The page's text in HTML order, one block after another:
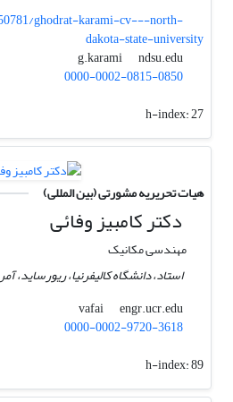
ghodrat-karami-cv---north-
dakota-state-university
g.karami
ndsu.edu
0000-0002-0815-0850
h-index:27
هیات تحریریه مشورتی (بین المللی)
دکتر کامبیز وفائی
مهندسی مکانیک
استاد، دانشگاه کالیفرنیا، ریورساید،
vafai
engr.ucr.edu
0000-0002-9720-3618
h-index:89